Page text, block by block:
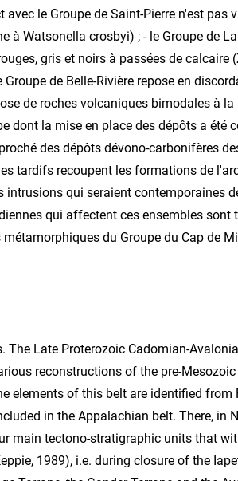
le Groupe de Saint-Pierre n'est
à Watsonella crosbyi) ; - le Groupe de
gris et noirs à passées de
de Belle-Rivière repose en
de roches volcaniques bimodales à
dont la mise en place des dépôts a été
des dépôts dévono-carbonifères
tardifs recoupent les formations de
intrusions qui seraient contemporaines
qui affectent ces ensembles sont
du Groupe du Cap de
on the authors (Raeside and Barr, 1990; Keppie et al., 1991; Figs 3a and b). However, whatever limits are adopted, St-Pierre-and-Miquelon lie within the Avalon Terrane. Placed in the external domain of the Appalachian belt, the Avalon Terrane allows identification of some elements of an older, end Proterozoic (680-550 Ma), Cadomian-Avalonian belt. Although deformation and metamorphism associated with this orogeny were weak in intensity, elements of the belt are recognized in southern Newfoundland (Avallon and Burin peninsulas), in northern Nova Scotia (Cape Breton Island), and in New-Brunswick, Maine and New-England. As a part of the Avalon Terrane, St-Pierre-and-Miquelon show good exposure of Cadomiun rocks. The Meguma Terrane, which is only exposed in the Nova Scotian part of the Appalachian belt, is the outer zone of the belt. It is characterized by a thick turbiditic sequence, Cambrian to Ordovician in age (Schenk, 1970) and possibly overlying a high-grade metamorphic basement (Clarke et al., in Murphy et al., 1992a). The Avalon Terrane. The Avalon type-zone forms a 200 km wide strip in southern Newfoundland (Avalon and Burin peninsulas). Bordered to the west by the Dover and Hermitage Bay Faults, the Avalon Terrane (O'Brien et al., 1990) is characterized by: - homogeneous Precambrian series at the regional scale, - abundant Precambrian, ,felsic rocks, - a regional infra-Cambrian unconformity and a continuous passage between the Vendian and the earliest Cambrian (new international stratotype of the Precambrian-Cambrian limit at the southeast tip of the Burin Peninsula, near Fortune), - Cambrian to Early Ordovician platform deposits characterized by a trilobite fauna of Acadian-Baltic affinity. The same characteristics are recognized from Newfoundland to Maine and New-England and correlation charts have been proposed (Fig. 4,5). The evolution of the Avalon Terrane during the Cadomian cycle (Nance, 1990; Nance et al., 1991; Murphy et al., I992b) was similar to that of an arc/back-arc system (Fig. 4), developed in a oblique subduction framework resorbed along sinistral transform faults and auving not led to a continental collision. In addition to those criteria, which define the Avalon Terrane along the east edge of the North American continent, Devonian to Carboniferous deposits and magmatic rocks that seal the Acadian deformation are described from the Avalon and Burin peninsulas in Newfoundland. The main steps of the geological evolution of this area are shown in Table 1. In Newfoundland, the Avalon Terrane is divided in four units (Keppie et al., 199I), which are from north to south (Figs. 3b and 4b): - the Burgeo Unit, in contact with the Gander Terrane along the Bay d'Est and Dragon Bay Faults. According to Raeside and Barr (1990) and Barr et al., (1990), this unit, an equivalent of the Bras d'Or Terrane in Cape Breton Island, was separated form the Avalon Terrane at least until the Early Ordovician; - the Fortune Unit, bordered to the north by the Dover and Hermitage Bay Faults; - the Burin Unit, which is limited by the Paradise Sound Fault; - the Conception Unit that forms the most part of the Avalon Terrane at the East of Placentia and Trinity Bays. The